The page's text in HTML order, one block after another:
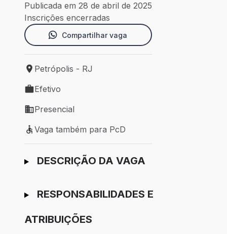
Publicada em 28 de abril de 2025
Inscrições encerradas
Compartilhar vaga
Local de trabalho: Petrópolis - RJ
Petrópolis - RJ
Tipo de vaga: Efetivo
Efetivo
Modelo de trabalho: Presencial
Presencial
Vaga também para PcD
Vaga também para PcD
Ir para candidatura
DESCRIÇÃO DA VAGA
RESPONSABILIDADES E
ATRIBUIÇÕES